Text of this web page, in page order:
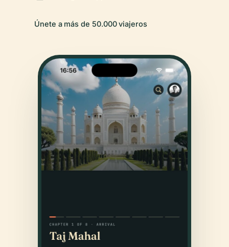
Únete a más de 50.000 viajeros